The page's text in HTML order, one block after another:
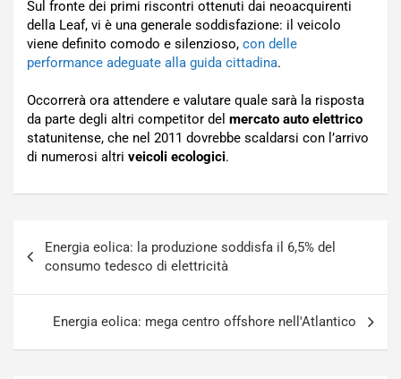
Sul fronte dei primi riscontri ottenuti dai neoacquirenti
della Leaf, vi è una generale soddisfazione: il veicolo
viene definito comodo e silenzioso, con delle
performance adeguate alla guida cittadina.
Occorrerà ora attendere e valutare quale sarà la risposta
da parte degli altri competitor del mercato auto elettrico
statunitense, che nel 2011 dovrebbe scaldarsi con l’arrivo
di numerosi altri veicoli ecologici.
articoli
Energia eolica: la produzione soddisfa il 6,5% del
consumo tedesco di elettricità
Energia eolica: mega centro offshore nell'Atlantico